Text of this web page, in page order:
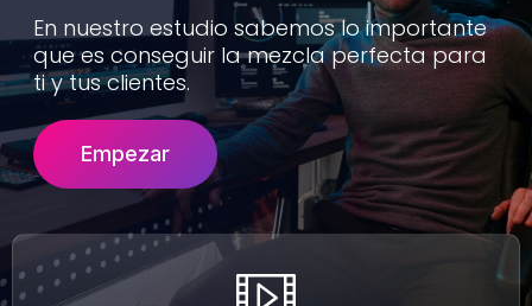
En nuestro estudio sabemos lo importante
que es conseguir la mezcla perfecta para
ti y tus clientes.
Empezar